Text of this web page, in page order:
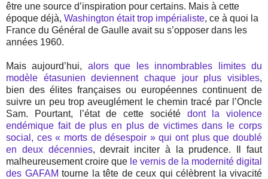
être une source d’inspiration pour certains. Mais à cette
époque déjà, Washington était trop impérialiste, ce à quoi la
France du Général de Gaulle avait su s’opposer dans les
années 1960.
Mais aujourd’hui, alors que les innombrables limites du
modèle étasunien deviennent chaque jour plus visibles,
bien des élites françaises ou européennes continuent de
suivre un peu trop aveuglément le chemin tracé par l’Oncle
Sam. Pourtant, l’état de cette société dont la violence
endémique fait de plus en plus de victimes dans le corps
social, ces « morts de désespoir » qui ont plus que doublé
en deux décennies, devrait inciter à la prudence. Il faut
malheureusement croire que le vernis de la modernité digital
des GAFAM tourne la tête de ceux qui célèbrent la vivacité